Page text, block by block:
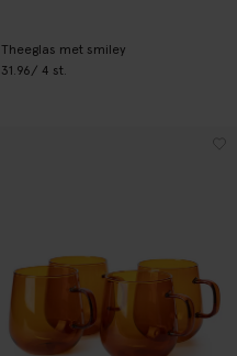
Theeglas met smiley
31.96 / 4 st.